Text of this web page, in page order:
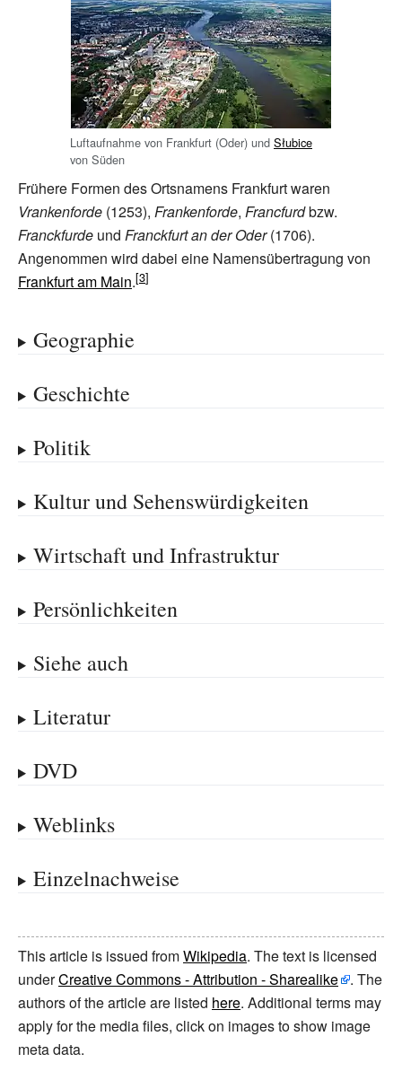
Luftaufnahme von Frankfurt (Oder) und Słubice
von Süden
Frühere Formen des Ortsnamens Frankfurt waren
Vrankenforde (1253), Frankenforde, Francfurdbzw.
Franckfurde und Franckfurt an der Oder(1706).
Angenommen wird dabei eine Namensübertragung von
Frankfurt am Main.
Geographie
Geschichte
Politik
Kultur und Sehenswürdigkeiten
Wirtschaft und Infrastruktur
Persönlichkeiten
Siehe auch
Literatur
DVD
Weblinks
Einzelnachweise
This article is issued fromWikipedia. The text is licensed
underCreative Commons - Attribution - Sharealike
. The
authors of the article are listed here. Additional terms may
apply for the media files, click on images to show image
meta data.